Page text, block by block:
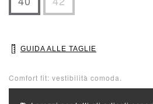
GUIDA ALLE TAGLIE
Comfort fit: vestibilità comoda.